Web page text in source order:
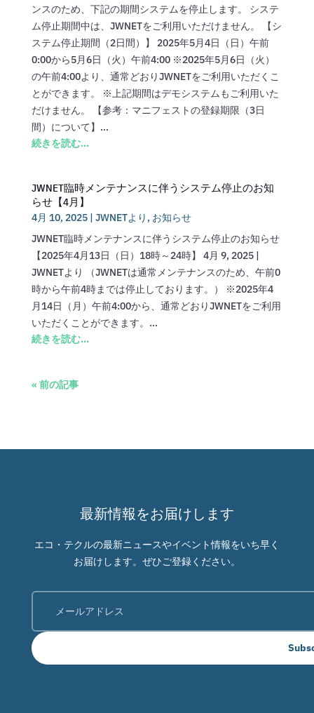
ンスのため、下記の期間システムを停止します。 システ
ム停止期間中は、JWNETをご利用いただけません。 【シ
ステム停止期間（2日間）】 2025年5月4日（日）午前
0:00から5月6日（火）午前4:00 ※2025年5月6日（火）
の午前4:00より、通常どおりJWNETをご利用いただくこ
とができます。 ※上記期間はデモシステムもご利用いた
だけません。 【参考：マニフェストの登録期限（3日
間）について】...
続きを読む...
JWNET臨時メンテナンスに伴うシステム停止のお知
らせ【4月】
4月 10, 2025| JWNETより , お知らせ
JWNET臨時メンテナンスに伴うシステム停止のお知らせ
【2025年4月13日（日）18時～24時】 4月 9, 2025 |
JWNETより （JWNETは通常メンテナンスのため、午前0
時から午前4時までは停止しております。） ※2025年4
月14日（月）午前4:00から、通常どおりJWNETをご利用
いただくことができます。...
続きを読む...
« 前の記事
最新情報をお届けします
エコ・テクルの最新ニュースやイベント情報をいち早く
お届けします。ぜひご登録ください。